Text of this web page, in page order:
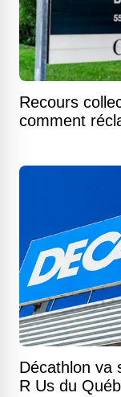
Recours
comment
Décathlon va
R Us du